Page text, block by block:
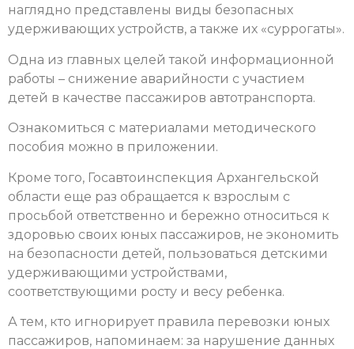
наглядно представлены виды безопасных
удерживающих устройств, а также их «суррогаты».
Одна из главных целей такой информационной
работы – снижение аварийности с участием
детей в качестве пассажиров автотранспорта.
Ознакомиться с материалами методического
пособия можно в приложении.
Кроме того, Госавтоинспекция Архангельской
области еще раз обращается к взрослым с
просьбой ответственно и бережно относиться к
здоровью своих юных пассажиров, не экономить
на безопасности детей, пользоваться детскими
удерживающими устройствами,
соответствующими росту и весу ребенка.
А тем, кто игнорирует правила перевозки юных
пассажиров, напоминаем: за нарушение данных